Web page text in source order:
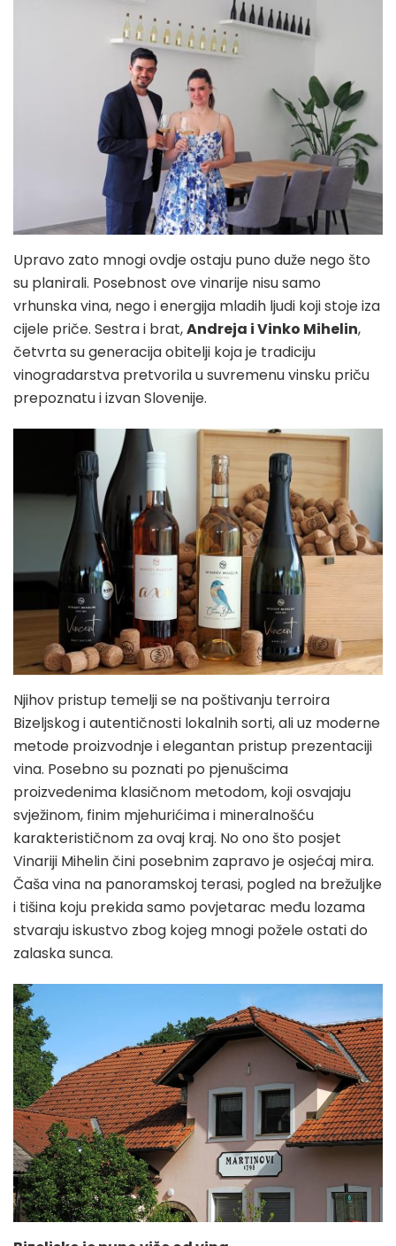
Upravo zato mnogi ovdje ostaju puno duže nego što
su planirali. Posebnost ove vinarije nisu samo
vrhunska vina, nego i energija mladih ljudi koji stoje iza
cijele priče. Sestra i brat,Andreja i Vinko Mihelin,
četvrta su generacija obitelji koja je tradiciju
vinogradarstva pretvorila u suvremenu vinsku priču
prepoznatu i izvan Slovenije.
Njihov pristup temelji se na poštivanju terroira
Bizeljskog i autentičnosti lokalnih sorti, ali uz moderne
metode proizvodnje i elegantan pristup prezentaciji
vina. Posebno su poznati po pjenušcima
proizvedenima klasičnom metodom, koji osvajaju
svježinom, finim mjehurićima i mineralnošću
karakterističnom za ovaj kraj. No ono što posjet
Vinariji Mihelin čini posebnim zapravo je osjećaj mira.
Čaša vina na panoramskoj terasi, pogled na brežuljke
i tišina koju prekida samo povjetarac među lozama
stvaraju iskustvo zbog kojeg mnogi požele ostati do
zalaska sunca.